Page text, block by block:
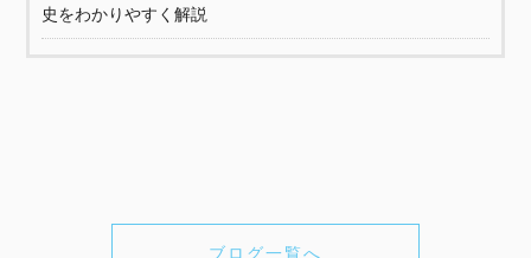
史をわかりやすく解説
ブログ一覧へ